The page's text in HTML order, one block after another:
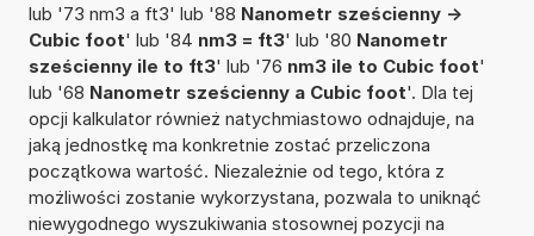
lub '73 nm3 a ft3' lub '88 Nanometr sześcienny ->
Cubic foot' lub '84 nm3 = ft3' lub '80 Nanometr
sześcienny ile to ft3' lub '76 nm3 ile to Cubic foot'
lub '68 Nanometr sześcienny a Cubic foot'. Dla tej
opcji kalkulator również natychmiastowo odnajduje, na
jaką jednostkę ma konkretnie zostać przeliczona
początkowa wartość. Niezależnie od tego, która z
możliwości zostanie wykorzystana, pozwala to uniknąć
niewygodnego wyszukiwania stosownej pozycji na